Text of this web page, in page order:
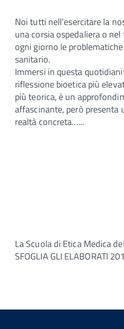
Noi tutti nell’esercitare la
una corsia ospedaliera o
ogni giorno le
sanitario.
Immersi in questa
riflessione bioetica più
più teorica, è un
affascinante, però presenta
realtà concreta......
La Scuola di Etica Medica
SFOGLIA GLI ELABORATI